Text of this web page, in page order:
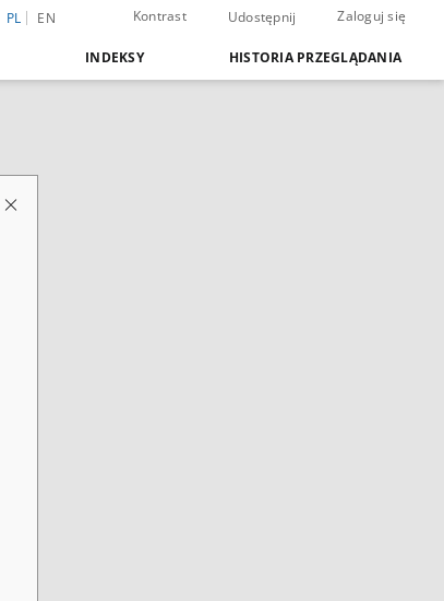
PL EN Kontrast Udostępnij Zaloguj się
INDEKSY HISTORIA PRZEGLĄDANIA